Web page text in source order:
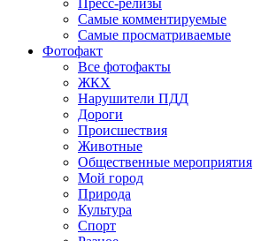
Пресс-релизы
Самые комментируемые
Самые просматриваемые
Фотофакт
Все фотофакты
ЖКХ
Нарушители ПДД
Дороги
Происшествия
Животные
Общественные мероприятия
Мой город
Природа
Культура
Спорт